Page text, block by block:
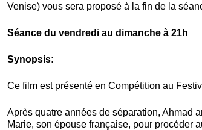
Venise) vous sera proposé à la fin de la
Séance du vendredi au dimanche à 21h
Synopsis:
Ce film est présenté en Compétition au
Après quatre années de séparation, Ahmad
Marie, son épouse française, pour procéder